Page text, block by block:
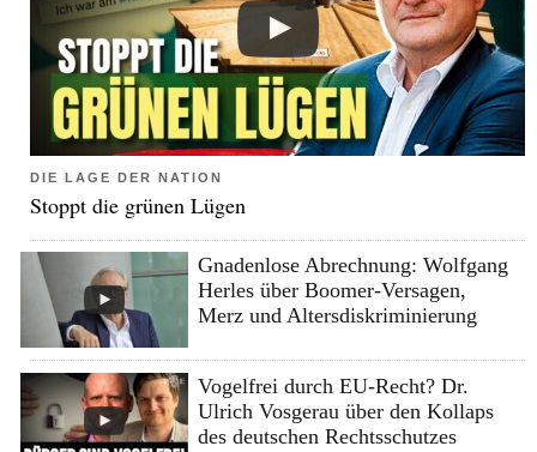
DIE LAGE DER NATION
Stoppt die grünen Lügen
Gnadenlose Abrechnung: Wolfgang
Herles über Boomer-Versagen,
Merz und Altersdiskriminierung
Vogelfrei durch EU-Recht? Dr.
Ulrich Vosgerau über den Kollaps
des deutschen Rechtsschutzes